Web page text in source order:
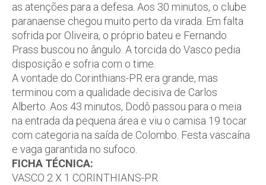
as atenções para a defesa. Aos 30 minutos, o clube
paranaense chegou muito perto da virada. Em falta
sofrida por Oliveira, o próprio bateu e Fernando
Prass buscou no ângulo. A torcida do Vasco pedia
disposição e sofria com o time.
A vontade do Corinthians-PR era grande, mas
terminou com a qualidade decisiva de Carlos
Alberto. Aos 43 minutos, Dodô passou para o meia
na entrada da pequena área e viu o camisa 19 tocar
com categoria na saída de Colombo. Festa vascaína
e vaga garantida no sufoco.
FICHA TÉCNICA:
VASCO 2 X 1 CORINTHIANS-PR